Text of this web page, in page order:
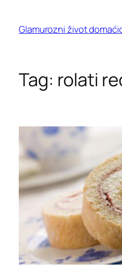
content
Glamurozni život
Tag: rolati